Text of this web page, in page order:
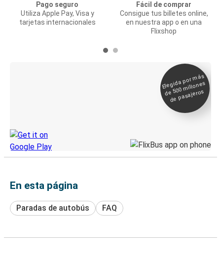
Pago seguro
Utiliza Apple Pay, Visa y
tarjetas internacionales
Fácil de comprar
Consigue tus billetes online,
en nuestra app o en una
Flixshop
Elegida por
más
de 500
millones
de pasajeros
En esta página
Paradas de autobús FAQ